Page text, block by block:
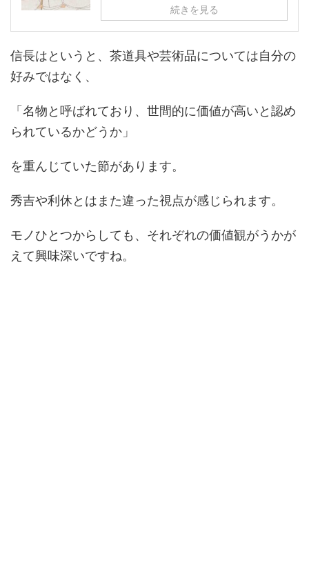
続きを見る
信長はというと、茶道具や芸術品については自分の
好みではなく、
「名物と呼ばれており、世間的に価値が高いと認め
られているかどうか」
を重んじていた節があります。
秀吉や利休とはまた違った視点が感じられます。
モノひとつからしても、それぞれの価値観がうかが
えて興味深いですね。